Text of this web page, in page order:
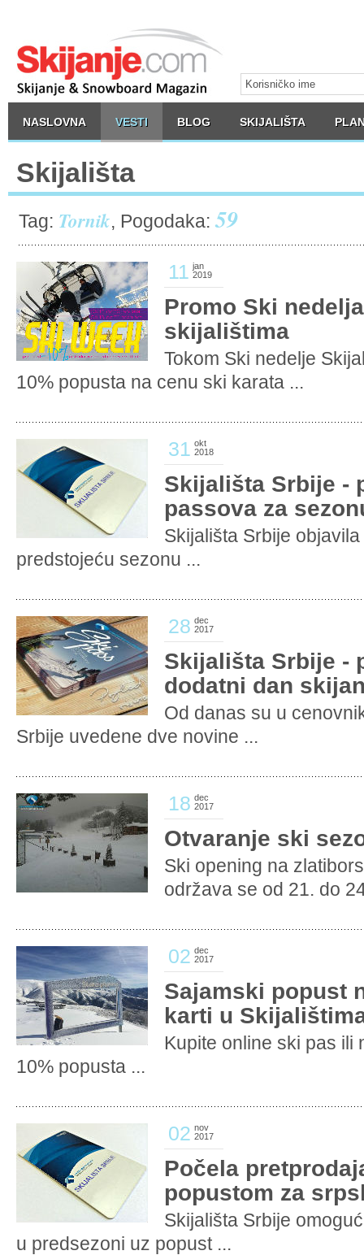
NASLOVNA VESTI BLOG SKIJALIŠTA
Skijališta
Tag: Tornik, Pogodaka: 59
11 jan
2019
Promo Ski
skijalištima
Tokom Ski nedelje
10% popusta na cenu ski karata ...
31 okt
2018
Skijališta Srbije -
passova za
Skijališta Srbije
predstojeću sezonu ...
28 dec
2017
Skijališta Srbije -
dodatni dan
Od danas su u
Srbije uvedene dve novine ...
18 dec
2017
Otvaranje ski
Ski opening na
održava se od 21. do
02 dec
2017
Sajamski popust
karti u
Kupite online ski pas ili
10% popusta ...
02 nov
2017
Počela
popustom za
Skijališta Srbije
u predsezoni uz popust ...